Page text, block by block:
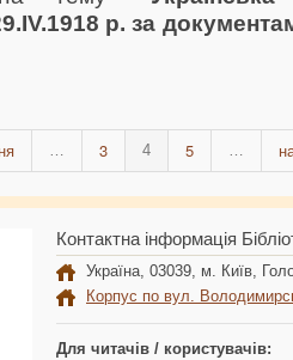
IV.1918 р. за
… 3 4 5 …
Контактна інформація
Україна, 03039, м. Київ,
Корпус по вул.
Для читачів / користувачів: